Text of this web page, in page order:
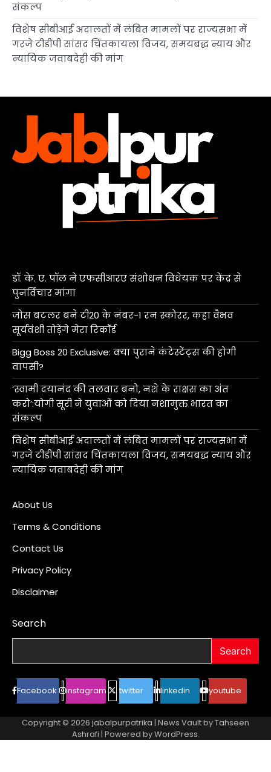
संकल्प
विशेष सीबीआई अदालतों में लंबित मामलों पर राज्यसभा में
गरजे टीडीपी सांसद चिंतकायला विजय, समयबद्ध न्याय और
न्यायिक जवाबदेही की मांग
डॉ. के. ए. पॉल ने एफसीआरए संशोधन विधेयक पर केंद्र से
पुनर्विचार मांगा
जोस बटलर बने टी20 के नंबर-1 रन स्कोरर, कहा वैभव
सूर्यवंशी तोड़ेंगे मेरा रिकॉर्ड
Bigg Boss 20 Exclusive: क्या पुराने कंटेस्टेंट्स की होगी
वापसी?
‘स्वामी दयानंद की तलवार बनो, नशे के राक्षस का अंत
करो’:योगी सूरी ने युवाओं को दिया नशामुक्त भारत का
संकल्प
विशेष सीबीआई अदालतों में लंबित मामलों पर राज्यसभा में
गरजे टीडीपी सांसद चिंतकायला विजय, समयबद्ध न्याय और
न्यायिक जवाबदेही की मांग
About Us
Terms & Conditions
Contact Us
Privacy Policy
Disclaimer
Search
Search
Facebook instagram twitter linkedin youtube
Copyright © 2026 jabalpurpatrika | News Vault byTahseen
Ashrafi | Powered byWordPress.